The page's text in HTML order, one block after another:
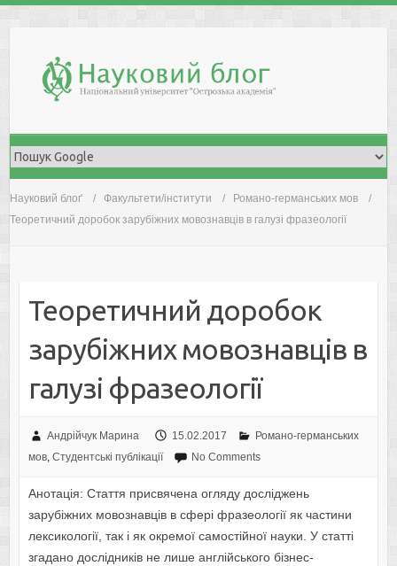
Науковий блоґ Факультети/інститути
Романо-германських мов
Теоретичний доробок зарубіжних мовознавців в галузі фразеології
Теоретичний доробок
зарубіжних мовознавців в
галузі фразеології
Андрійчук Марина 15.02.2017
Романо-германських
мов, Студентські публікації No Comments
Анотація: Стаття присвячена огляду досліджень
зарубіжних мовознавців в сфері фразеології як частини
лексикології, так і як окремої самостійної науки. У статті
згадано дослідників не лише англійського бізнес-